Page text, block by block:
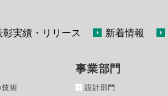
彰実績・リリース 新着情報
術
事業部門
設計部門